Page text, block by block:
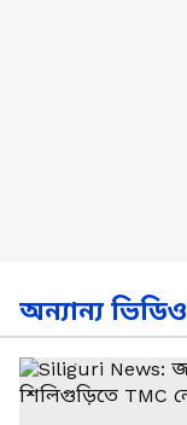
অন্যান্য ভিডিও